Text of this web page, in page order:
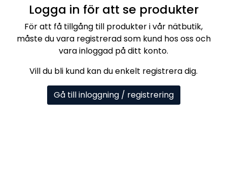
Logga in för att se produkter
För att få tillgång till produkter i vår nätbutik,
måste du vara registrerad som kund hos oss och
vara inloggad på ditt konto.
Vill du bli kund kan du enkelt registrera dig.
Gå till inloggning / registrering